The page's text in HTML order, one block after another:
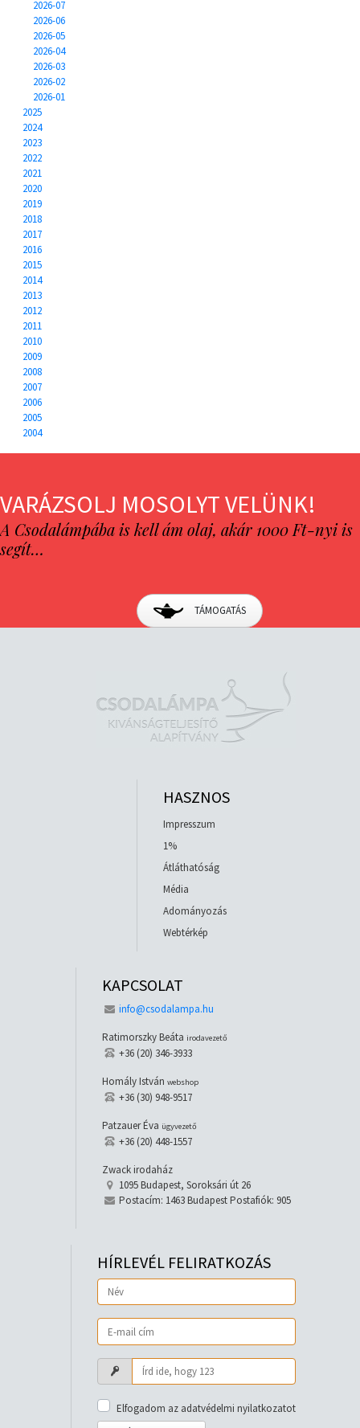
2026-07
2026-06
2026-05
2026-04
2026-03
2026-02
2026-01
2025
2024
2023
2022
2021
2020
2019
2018
2017
2016
2015
2014
2013
2012
2011
2010
2009
2008
2007
2006
2005
2004
VARÁZSOLJ MOSOLYT VELÜNK!
A Csodalámpába is kell ám olaj, akár 1000 Ft-nyi is
segít…
TÁMOGATÁS
HASZNOS
Impresszum
1%
Átláthatóság
Média
Adományozás
Webtérkép
KAPCSOLAT
info@csodalampa.hu
Ratimorszky Beáta irodavezető
+36 (20) 346-3933
Homály István webshop
+36 (30) 948-9517
Patzauer Éva ügyvezető
+36 (20) 448-1557
Zwack irodaház
1095 Budapest, Soroksári út 26
Postacím: 1463 Budapest Postafiók: 905
HÍRLEVÉL FELIRATKOZÁS
Elfogadom az adatvédelmi nyilatkozatot